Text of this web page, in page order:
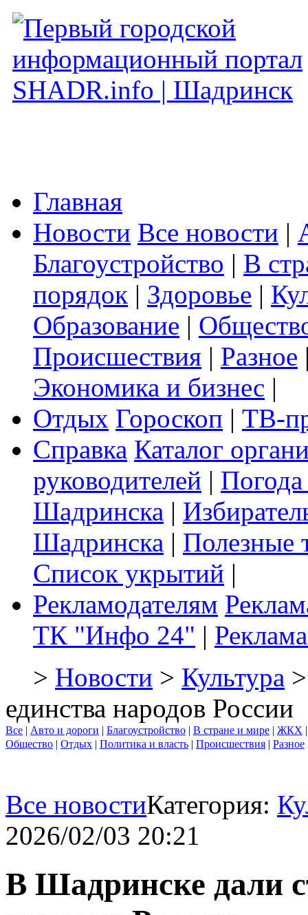
Главная
Новости Все новости |
Благоустройство | В
порядок | Здоровье |
Образование |
Происшествия | Разное
Экономика и бизнес |
Отдых Гороскоп | ТВ-
Справка Каталог
руководителей |
Шадринска |
Шадринска | Полезные
Список укрытий |
Рекламодателям
ТК "Инфо 24" |
> Новости > Культура
единства народов России
Все | Авто и дороги | Благоустройство | В стране и мире | ЖКХ
Общество | Отдых | Политика и власть | Происшествия | Разное
Все новостиКатегория:
2026/02/03 20:21
В Шадринске дали